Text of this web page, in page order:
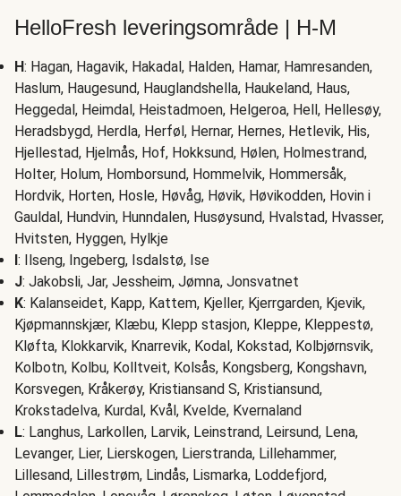
HelloFresh leveringsområde | H-M
H: Hagan, Hagavik, Hakadal, Halden, Hamar, Hamresanden,
Haslum, Haugesund, Hauglandshella, Haukeland, Haus,
Heggedal, Heimdal, Heistadmoen, Helgeroa, Hell, Hellesøy,
Heradsbygd, Herdla, Herføl, Hernar, Hernes, Hetlevik, His,
Hjellestad, Hjelmås, Hof, Hokksund, Hølen, Holmestrand,
Holter, Holum, Homborsund, Hommelvik, Hommersåk,
Hordvik, Horten, Hosle, Høvåg, Høvik, Høvikodden, Hovin i
Gauldal, Hundvin, Hunndalen, Husøysund, Hvalstad, Hvasser,
Hvitsten, Hyggen, Hylkje
I: Ilseng, Ingeberg, Isdalstø, Ise
J: Jakobsli, Jar, Jessheim, Jømna, Jonsvatnet
K: Kalanseidet, Kapp, Kattem, Kjeller, Kjerrgarden, Kjevik,
Kjøpmannskjær, Klæbu, Klepp stasjon, Kleppe, Kleppestø,
Kløfta, Klokkarvik, Knarrevik, Kodal, Kokstad, Kolbjørnsvik,
Kolbotn, Kolbu, Kolltveit, Kolsås, Kongsberg, Kongshavn,
Korsvegen, Kråkerøy, Kristiansand S, Kristiansund,
Krokstadelva, Kurdal, Kvål, Kvelde, Kvernaland
L: Langhus, Larkollen, Larvik, Leinstrand, Leirsund, Lena,
Levanger, Lier, Lierskogen, Lierstranda, Lillehammer,
Lillesand, Lillestrøm, Lindås, Lismarka, Loddefjord,